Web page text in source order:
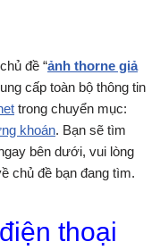
đề “ảnh thorne giả
cấp toàn bộ thông tin
trong chuyển mục:
khoán. Bạn sẽ tìm
bên dưới, vui lòng
chủ đề bạn đang tìm.
thoại